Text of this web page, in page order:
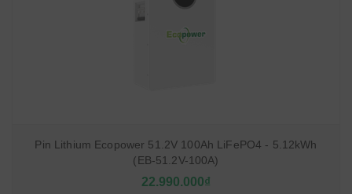
Pin Lithium Ecopower 51.2V 100Ah LiFePO4 - 5.12kWh
(EB-51.2V-100A)
22.990.000₫